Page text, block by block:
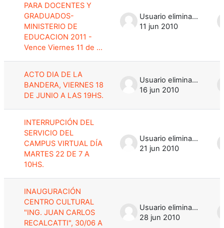
PARA DOCENTES Y
GRADUADOS-
MINISTERIO DE
EDUCACION 2011 -
Vence Viernes 11 de ...
Usuario eliminado
11 jun 2010
ACTO DIA DE LA
BANDERA, VIERNES 18
DE JUNIO A LAS 19HS.
Usuario eliminado
16 jun 2010
INTERRUPCIÓN DEL
SERVICIO DEL
CAMPUS VIRTUAL DÍA
MARTES 22 DE 7 A
10HS.
Usuario eliminado
21 jun 2010
INAUGURACIÓN
CENTRO CULTURAL
"ING. JUAN CARLOS
RECALCATTI", 30/06 A
Usuario eliminado
28 jun 2010